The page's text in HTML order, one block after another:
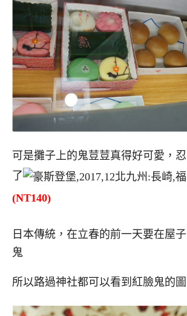
可是攤子上的鬼荳荳真得好可愛，
了
(NT140)
日本傳統，在立春的前一天要在屋
鬼
所以路過神社都可以看到紅臉鬼的